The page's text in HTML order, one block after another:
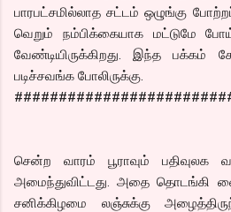
பாரபட்சமில்லாத சட்டம் ஒழுங்கு
வெறும் நம்பிக்கையாக மட்டுமே
வேண்டியிருக்கிறது. இந்த பக்கம்
படிச்சவங்க போலிருக்கு.
சென்ற வாரம் பூராவும் பதிவுலக
அமைந்துவிட்டது. அதை தொடங்கி
சனிக்கிழமை லஞ்சுக்கு